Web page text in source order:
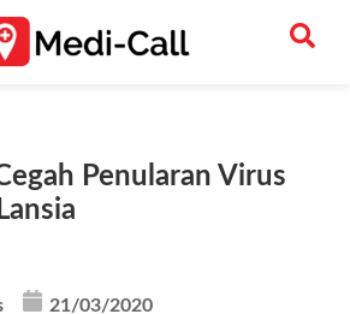
Penularan Virus
21/03/2020